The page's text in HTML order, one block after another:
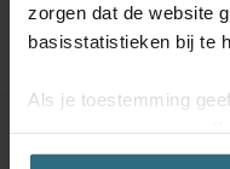
zorgen dat de website
basisstatistieken bij te
Als je toestemming
(prestatiegerichte
Product specificaties